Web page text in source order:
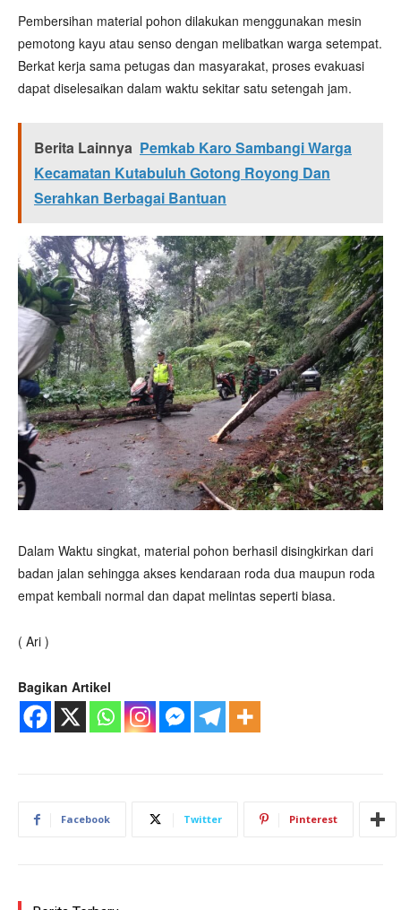
Pembersihan material pohon dilakukan menggunakan mesin
pemotong kayu atau senso dengan melibatkan warga setempat.
Berkat kerja sama petugas dan masyarakat, proses evakuasi
dapat diselesaikan dalam waktu sekitar satu setengah jam.
Berita Lainnya Pemkab Karo Sambangi Warga
Kecamatan Kutabuluh Gotong Royong Dan
Serahkan Berbagai Bantuan
Dalam Waktu singkat, material pohon berhasil disingkirkan dari
badan jalan sehingga akses kendaraan roda dua maupun roda
empat kembali normal dan dapat melintas seperti biasa.
( Ari )
Bagikan Artikel
Facebook Twitter Pinterest